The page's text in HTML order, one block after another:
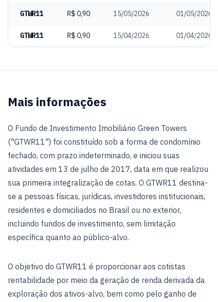
GTWR11 R$ 0,90 15/05/2026 01/05/2026
GTWR11 R$ 0,90 15/04/2026 01/04/2026
Mais informações
O Fundo de Investimento Imobiliário Green Towers
("GTWR11") foi constituído sob a forma de condomínio
fechado, com prazo indeterminado, e iniciou suas
atividades em 13 de julho de 2017, data em que realizou
sua primeira integralização de cotas. O GTWR11 destina-
se a pessoas físicas, jurídicas, investidores institucionais,
residentes e domiciliados no Brasil ou no exterior,
incluindo fundos de investimento, sem limitação
específica quanto ao público-alvo.
O objetivo do GTWR11 é proporcionar aos cotistas
rentabilidade por meio da geração de renda derivada da
exploração dos ativos-alvo, bem como pelo ganho de